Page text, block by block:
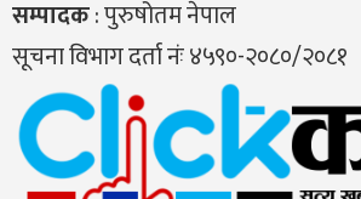
सम्पादक: पुरुषोतम नेपाल
सूचना विभाग दर्ता नंः ४५९०-२०८०/२०८१